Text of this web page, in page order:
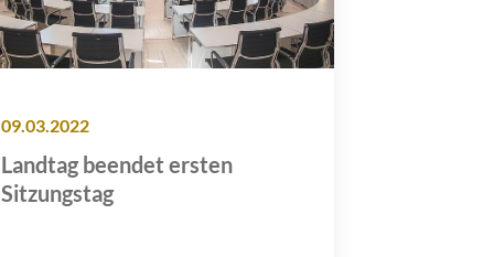
09.03.2022
Landtag beendet ersten
Sitzungstag